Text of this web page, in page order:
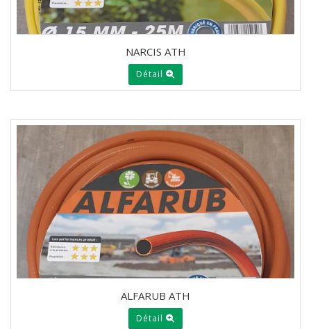
NARCIS ATH
Détail
ALFARUB ATH
Détail